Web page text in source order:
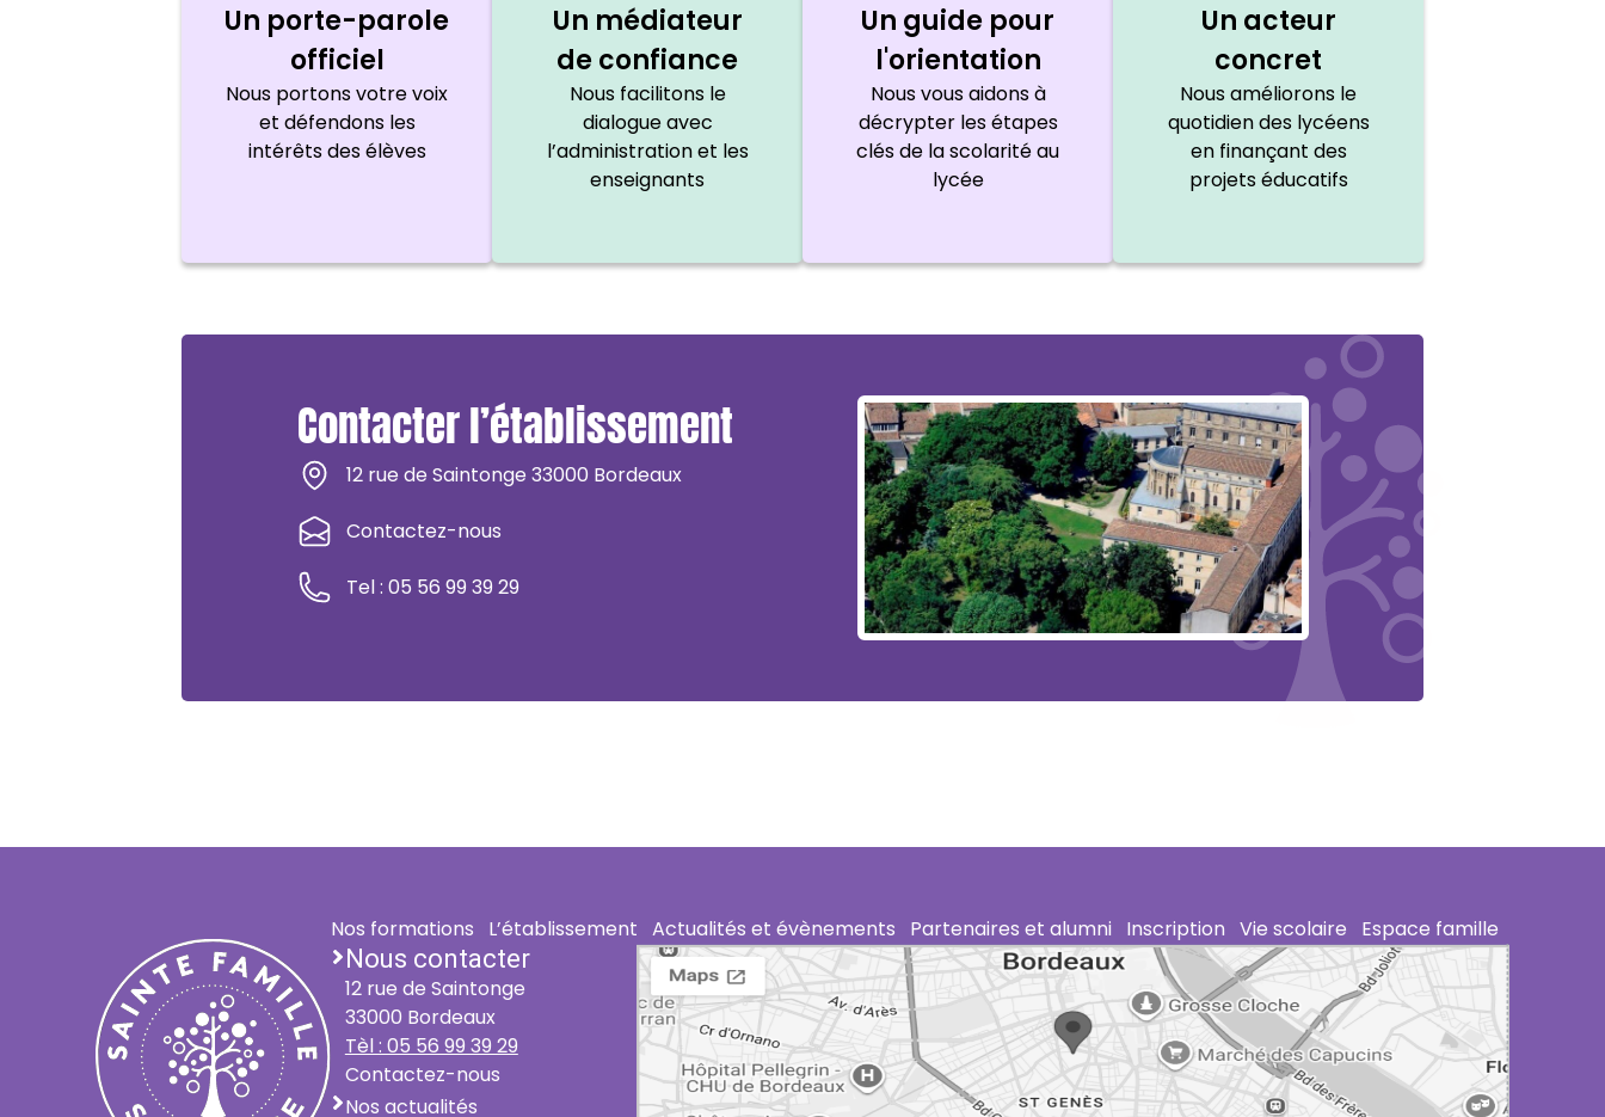
Un porte-parole
officiel
Nous portons votre voix
et défendons les
intérêts des élèves
Un médiateur
de confiance
Nous facilitons le
dialogue avec
l’administration et les
enseignants
Un guide pour
l'orientation
Nous vous aidons à
décrypter les étapes
clés de la scolarité au
lycée
Un acteur
concret
Nous améliorons le
quotidien des lycéens
en finançant des
projets éducatifs
Contacter l’établissement
12 rue de Saintonge 33000 Bordeaux
Contactez-nous
Tel : 05 56 99 39 29
Nos formations L’établissement Actualités et évènements Partenaires et alumni Inscription Vie scolaire Espace famille
Nous contacter
12 rue de Saintonge
33000 Bordeaux
Tèl : 05 56 99 39 29
Contactez-nous
Nos actualités